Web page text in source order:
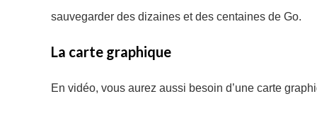
sauvegarder des dizaines et des centaines de Go.
La carte graphique
En vidéo, vous aurez aussi besoin d’une carte